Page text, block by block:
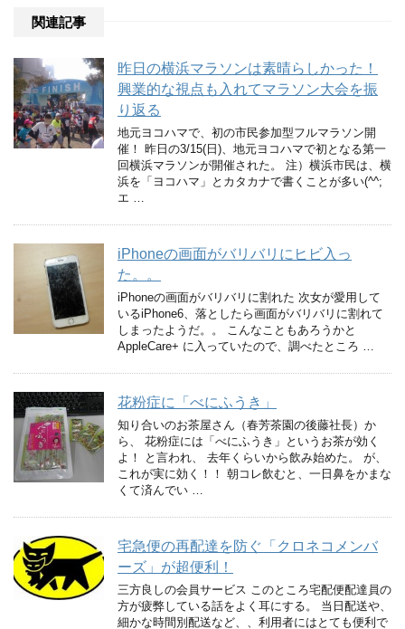
関連記事
昨日の横浜マラソンは素晴らしかった！
興業的な視点も入れてマラソン大会を振
り返る
地元ヨコハマで、初の市民参加型フルマラソン開
催！ 昨日の3/15(日)、地元ヨコハマで初となる第一
回横浜マラソンが開催された。 注）横浜市民は、横
浜を「ヨコハマ」とカタカナで書くことが多い(^^;
エ …
iPhoneの画面がバリバリにヒビ入っ
た。。
iPhoneの画面がバリバリに割れた 次女が愛用して
いるiPhone6、落としたら画面がバリバリに割れて
しまったようだ。。 こんなこともあろうかと
AppleCare+ に入っていたので、調べたところ …
花粉症に「べにふうき」
知り合いのお茶屋さん（春芳茶園の後藤社長）か
ら、 花粉症には「べにふうき」というお茶が効く
よ！ と言われ、 去年くらいから飲み始めた。 が、
これが実に効く！！ 朝コレ飲むと、一日鼻をかまな
くて済んでい …
宅急便の再配達を防ぐ「クロネコメンバ
ーズ」が超便利！
三方良しの会員サービス このところ宅配便配達員の
方が疲弊している話をよく耳にする。 当日配送や、
細かな時間別配送など、、利用者にはとても便利で